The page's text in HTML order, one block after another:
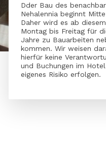
Dder Bau des
Nehalennia beginnt
Daher wird es ab
Montag bis Freitag für
Jahre zu Bauarbeiten
kommen. Wir weisen
hierfür keine
und Buchungen im
eigenes Risiko erfolgen.